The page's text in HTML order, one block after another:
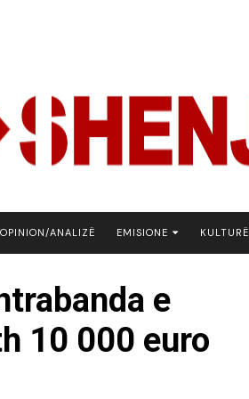
OPINION/ANALIZË EMISIONE
BOTA NE FOKUS
EKONOMIKS
KULTURË
e
10 000 euro